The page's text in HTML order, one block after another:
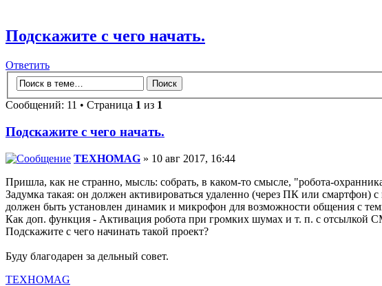
Подскажите с чего начать.
Ответить
Сообщений: 11 • Страница 1 из 1
Подскажите с чего начать.
TEXHOMAG » 10 авг 2017, 16:44
Пришла, как не странно, мысль: собрать, в каком-то смысле, "робота-
Задумка такая: он должен активироваться удаленно (через ПК или
должен быть установлен динамик и микрофон для возможности общения с
Как доп. функция - Активация робота при громких шумах и т. п. с отсылкой
Подскажите с чего начинать такой проект?
Буду благодарен за дельный совет.
TEXHOMAG